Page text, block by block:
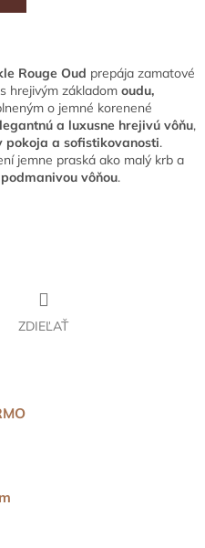
Rouge Oud prepája zamatové
s hrejivým základom oudu,
o jemné korenené
a luxusne hrejivú vôňu,
pokoja a sofistikovanosti.
jemne praská ako malý krb a
vôňou.
ZDIEĽAŤ